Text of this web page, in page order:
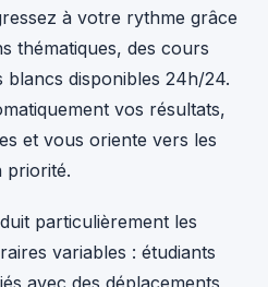
à votre rythme grâce
thématiques, des cours
blancs disponibles 24h/24.
vos résultats,
et vous oriente vers les
priorité.
particulièrement les
variables : étudiants